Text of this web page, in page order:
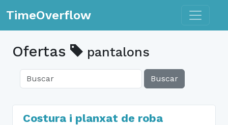
TimeOverflow Toggle
Ofertas pantalons
Buscar
Costura i planxat de roba